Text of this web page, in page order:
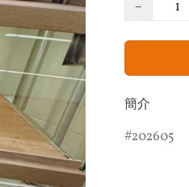
−
簡介
202605